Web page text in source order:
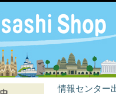
情報センター